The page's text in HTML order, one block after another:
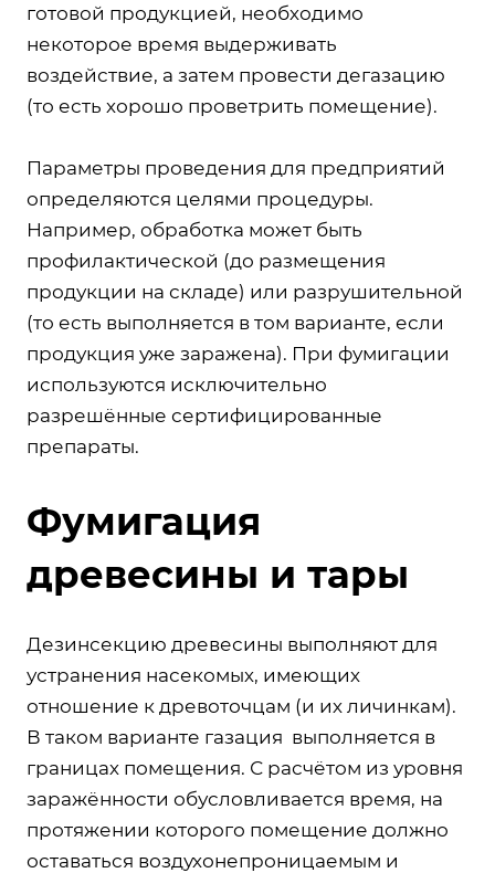
готовой продукцией, необходимо
некоторое время выдерживать
воздействие, а затем провести дегазацию
(то есть хорошо проветрить помещение).
Параметры проведения для предприятий
определяются целями процедуры.
Например, обработка может быть
профилактической (до размещения
продукции на складе) или разрушительной
(то есть выполняется в том варианте, если
продукция уже заражена). При фумигации
используются исключительно
разрешённые сертифицированные
препараты.
Фумигация
древесины и тары
Дезинсекцию древесины выполняют для
устранения насекомых, имеющих
отношение к древоточцам (и их личинкам).
В таком варианте газация выполняется в
границах помещения. С расчётом из уровня
заражённости обусловливается время, на
протяжении которого помещение должно
оставаться воздухонепроницаемым и